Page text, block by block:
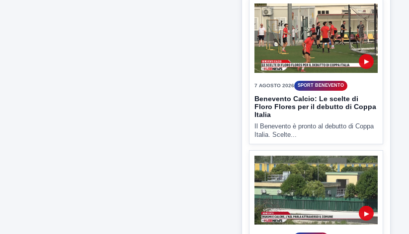
▶
Benevento Calcio: Le scelte di
Floro Flores per il debutto di Coppa
Italia
Il Benevento è pronto al debutto di Coppa
Italia. Scelte...
▶